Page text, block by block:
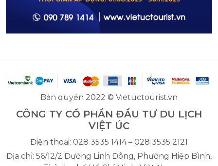
Bản quyền 2022 © Vietuctourist.vn
CÔNG TY CỔ PHẦN ĐẦU TƯ DU LỊCH
VIỆT ÚC
Điện thoại: 028 3535 1414 – 028 3535 2121
Địa chỉ: 56/12/2 Đường Linh Đông, Phường Hiệp Bình,